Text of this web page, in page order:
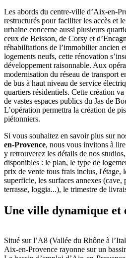
Les abords du centre-ville d’Aix-en-
restructurés pour faciliter les accès et
urbaine concerne aussi plusieurs
ceux de Beisson, de Corsy et
réhabilitations de l’immobilier ancien
logements neufs, cette rénovation
développement raisonnable. Aux
modernisation du réseau de transport
de bus à haut niveau de service
quartiers résidentiels. Cette création
de vastes espaces publics du Jas de
L’opération permettra la création de
piétonniers.
Si vous souhaitez en savoir plus sur
en-Provence, nous vous invitons à
y retrouverez les détails de nos
disponibles : le plan, le type de
prix de vente tous frais inclus, l'étage,
superficie, les surfaces annexes
terrasse, loggia...), le trimestre de
Une ville dynamique et
Situé sur l’A8 (Vallée du Rhône à
Aix-en-Provence rayonne sur un